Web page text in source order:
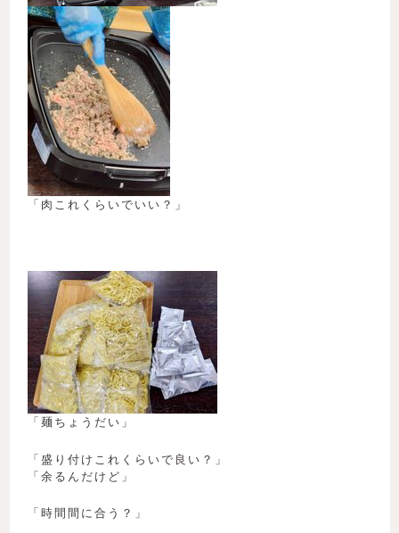
「肉これくらいでいい？」
「麺ちょうだい」
「盛り付けこれくらいで良い？」
「余るんだけど」
「時間間に合う？」